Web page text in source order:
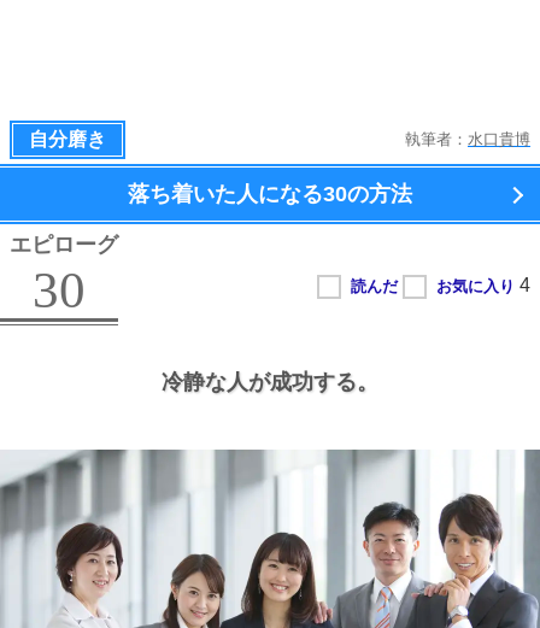
自分磨き 執筆者： 水口貴博
落ち着いた人になる30の方法
エピローグ
30
冷静な人が成功する。